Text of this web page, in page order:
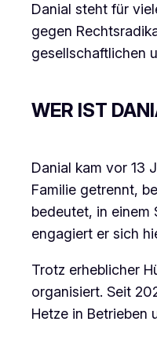
Danial steht für
gegen
gesellschaftlichen
WER IST
Danial kam vor 13
Familie getrennt,
bedeutet, in
engagiert er sich
Trotz erheblicher
organisiert. Seit
Hetze in Betrieben